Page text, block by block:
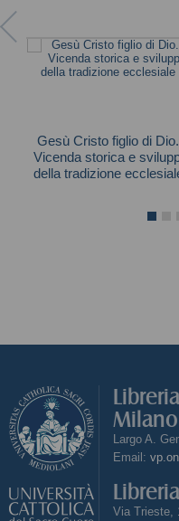
Gesù Cristo figlio di Dio.
Vicenda storica e
della tradizione
Milano
Largo A.
Email:
Via Trieste,